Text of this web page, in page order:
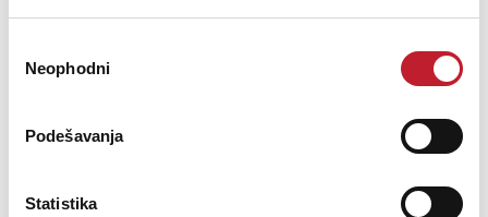
сагласности
Neophodni
Podešavanja
Statistika